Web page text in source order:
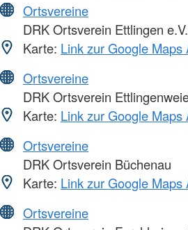
Ortsvereine
DRK Ortsverein Ettlingen e.V.
Karte: Link zur Google Maps
Ortsvereine
DRK Ortsverein
Karte: Link zur Google Maps
Ortsvereine
DRK Ortsverein Büchenau
Karte: Link zur Google Maps
Ortsvereine